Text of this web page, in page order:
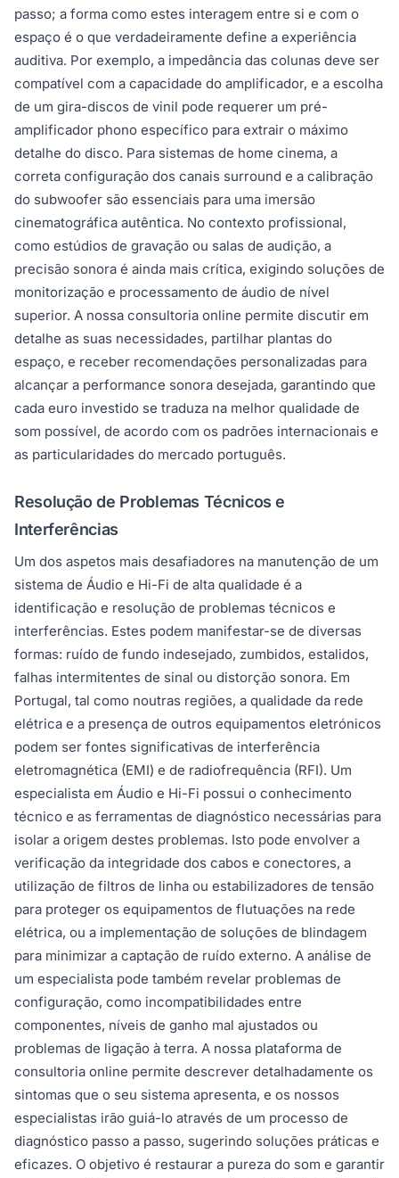
passo; a forma como estes interagem entre si e com o
espaço é o que verdadeiramente define a experiência
auditiva. Por exemplo, a impedância das colunas deve ser
compatível com a capacidade do amplificador, e a escolha
de um gira-discos de vinil pode requerer um pré-
amplificador phono específico para extrair o máximo
detalhe do disco. Para sistemas de home cinema, a
correta configuração dos canais surround e a calibração
do subwoofer são essenciais para uma imersão
cinematográfica autêntica. No contexto profissional,
como estúdios de gravação ou salas de audição, a
precisão sonora é ainda mais crítica, exigindo soluções de
monitorização e processamento de áudio de nível
superior. A nossa consultoria online permite discutir em
detalhe as suas necessidades, partilhar plantas do
espaço, e receber recomendações personalizadas para
alcançar a performance sonora desejada, garantindo que
cada euro investido se traduza na melhor qualidade de
som possível, de acordo com os padrões internacionais e
as particularidades do mercado português.
Resolução de Problemas Técnicos e
Interferências
Um dos aspetos mais desafiadores na manutenção de um
sistema de Áudio e Hi-Fi de alta qualidade é a
identificação e resolução de problemas técnicos e
interferências. Estes podem manifestar-se de diversas
formas: ruído de fundo indesejado, zumbidos, estalidos,
falhas intermitentes de sinal ou distorção sonora. Em
Portugal, tal como noutras regiões, a qualidade da rede
elétrica e a presença de outros equipamentos eletrónicos
podem ser fontes significativas de interferência
eletromagnética (EMI) e de radiofrequência (RFI). Um
especialista em Áudio e Hi-Fi possui o conhecimento
técnico e as ferramentas de diagnóstico necessárias para
isolar a origem destes problemas. Isto pode envolver a
verificação da integridade dos cabos e conectores, a
utilização de filtros de linha ou estabilizadores de tensão
para proteger os equipamentos de flutuações na rede
elétrica, ou a implementação de soluções de blindagem
para minimizar a captação de ruído externo. A análise de
um especialista pode também revelar problemas de
configuração, como incompatibilidades entre
componentes, níveis de ganho mal ajustados ou
problemas de ligação à terra. A nossa plataforma de
consultoria online permite descrever detalhadamente os
sintomas que o seu sistema apresenta, e os nossos
especialistas irão guiá-lo através de um processo de
diagnóstico passo a passo, sugerindo soluções práticas e
eficazes. O objetivo é restaurar a pureza do som e garantir